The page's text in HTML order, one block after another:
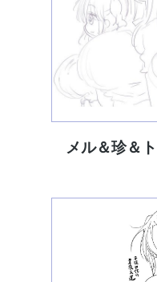
メル＆珍＆